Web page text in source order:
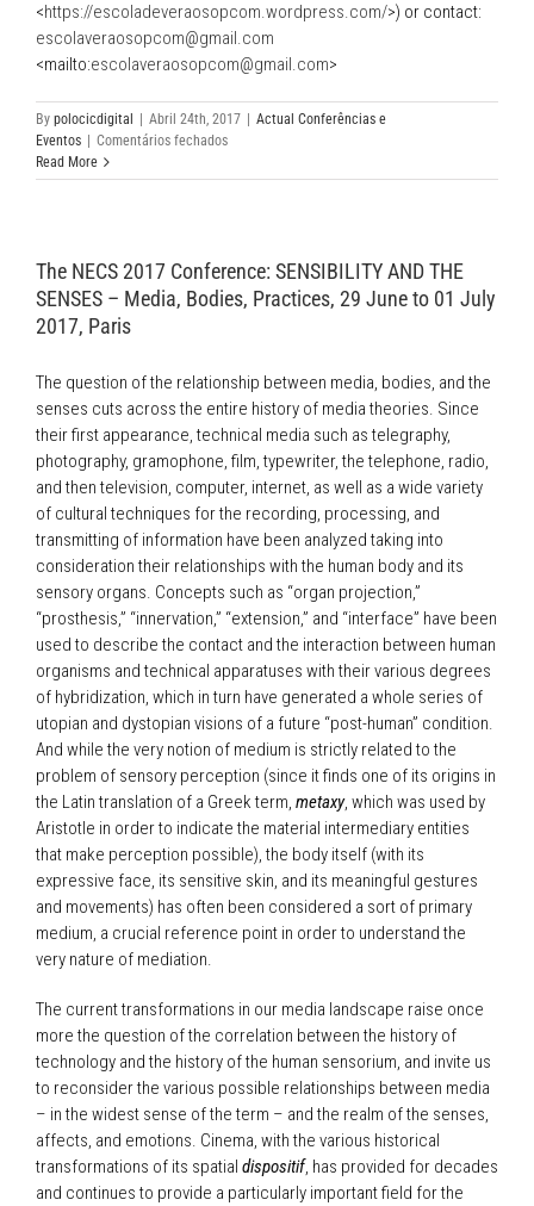
<https://escoladeveraosopcom.wordpress.com/>) or contact:
escolaveraosopcom@gmail.com
<mailto:escolaveraosopcom@gmail.com>
By polocicdigital Abril 24th, 2017
Actual Conferências e
Eventos
Comentários fechadosem
Summer
Researchers
(SOPCOM)
Read More
The NECS 2017 Conference: SENSIBILITY AND THE
SENSES – Media, Bodies, Practices, 29 June to 01 July
2017, Paris
The question of the relationship between media, bodies, and the
senses cuts across the entire history of media theories. Since
their first appearance, technical media such as telegraphy,
photography, gramophone, film, typewriter, the telephone, radio,
and then television, computer, internet, as well as a wide variety
of cultural techniques for the recording, processing, and
transmitting of information have been analyzed taking into
consideration their relationships with the human body and its
sensory organs. Concepts such as “organ projection,”
“prosthesis,” “innervation,” “extension,” and “interface” have been
used to describe the contact and the interaction between human
organisms and technical apparatuses with their various degrees
of hybridization, which in turn have generated a whole series of
utopian and dystopian visions of a future “post-human” condition.
And while the very notion of medium is strictly related to the
problem of sensory perception (since it finds one of its origins in
the Latin translation of a Greek term, metaxy, which was used by
Aristotle in order to indicate the material intermediary entities
that make perception possible), the body itself (with its
expressive face, its sensitive skin, and its meaningful gestures
and movements) has often been considered a sort of primary
medium, a crucial reference point in order to understand the
very nature of mediation.
The current transformations in our media landscape raise once
more the question of the correlation between the history of
technology and the history of the human sensorium, and invite us
to reconsider the various possible relationships between media
– in the widest sense of the term – and the realm of the senses,
affects, and emotions. Cinema, with the various historical
transformations of its spatial dispositif, has provided for decades
and continues to provide a particularly important field for the